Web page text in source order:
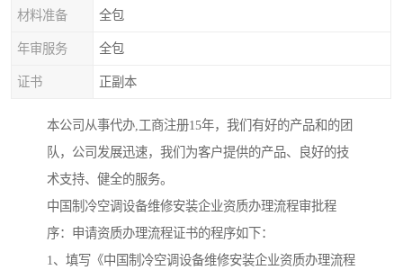
材料准备 全包
年审服务 全包
证书 正副本
本公司从事代办,工商注册15年，我们有好的产品和的团
队，公司发展迅速，我们为客户提供的产品、良好的技
术支持、健全的服务。
中国制冷空调设备维修安装企业资质办理流程审批程
序：申请资质办理流程证书的程序如下：
1、填写《中国制冷空调设备维修安装企业资质办理流程